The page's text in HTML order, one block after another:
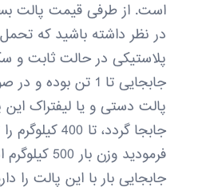
است. از طرفی قیمت پالت
در نظر داشته باشید که
پلاستیکی در حالت ثابت و
جابجایی تا 1 تن
پالت دستی و یا لیفتراک این
جابجا گردد، تا
فرمودید وزن
جابجایی بار با این پالت را